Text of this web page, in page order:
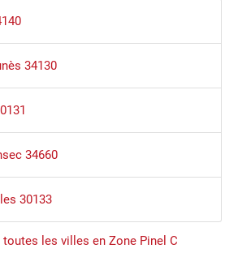
34130
34660
30133
toutes les villes en Zone Pinel C